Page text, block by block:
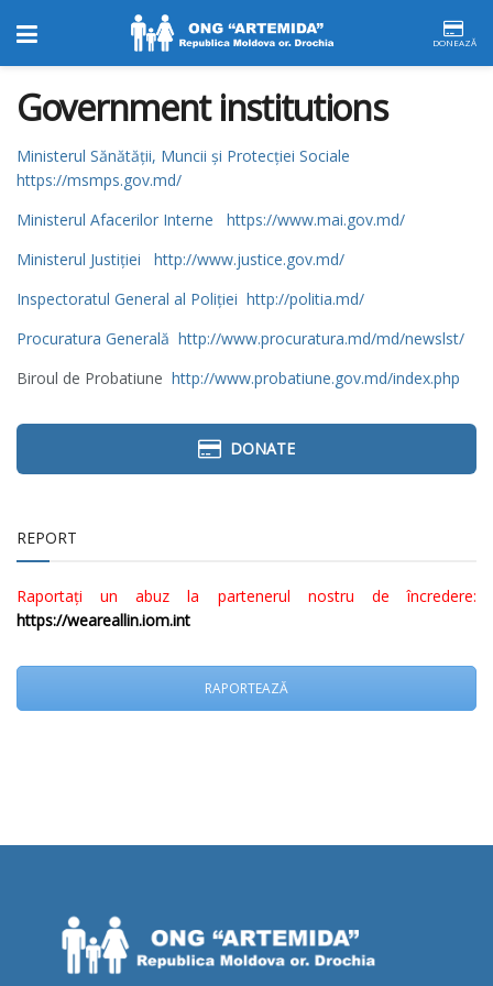
DONEAZĂ
Government institutions
Ministerul Sănătății, Muncii și Protecției Sociale
https://msmps.gov.md/
Ministerul Afacerilor Interne
https://www.mai.gov.md/
Ministerul Justiției
http://www.justice.gov.md/
Inspectoratul General al Poliției http://politia.md/
Procuratura Generală http://www.procuratura.md/md/newslst/
Biroul de Probatiune http://www.probatiune.gov.md/index.php
DONATE
REPORT
Raportați un abuz la partenerul nostru de încredere:
https://weareallin.iom.int
RAPORTEAZĂ